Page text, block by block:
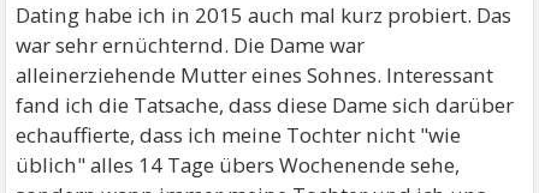
Dating habe ich in 2015 auch mal kurz probiert. Das
war sehr ernüchternd. Die Dame war
alleinerziehende Mutter eines Sohnes. Interessant
fand ich die Tatsache, dass diese Dame sich darüber
echauffierte, dass ich meine Tochter nicht "wie
üblich" alles 14 Tage übers Wochenende sehe,